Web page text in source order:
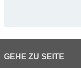
GEHE ZU SEITE